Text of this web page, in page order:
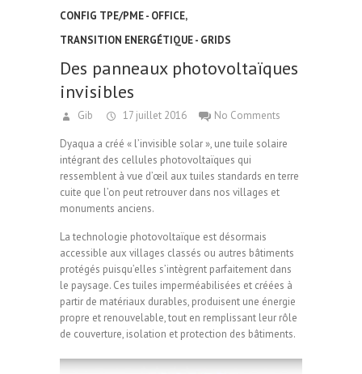
CONFIG TPE/PME - OFFICE,
TRANSITION ENERGÉTIQUE - GRIDS
Des panneaux photovoltaïques
invisibles
Gib 17 juillet 2016 No Comments
Dyaqua a créé « l’invisible solar », une tuile solaire
intégrant des cellules photovoltaïques qui
ressemblent à vue d’œil aux tuiles standards en terre
cuite que l’on peut retrouver dans nos villages et
monuments anciens.
La technologie photovoltaïque est désormais
accessible aux villages classés ou autres bâtiments
protégés puisqu’elles s’intègrent parfaitement dans
le paysage. Ces tuiles imperméabilisées et créées à
partir de matériaux durables, produisent une énergie
propre et renouvelable, tout en remplissant leur rôle
de couverture, isolation et protection des bâtiments.